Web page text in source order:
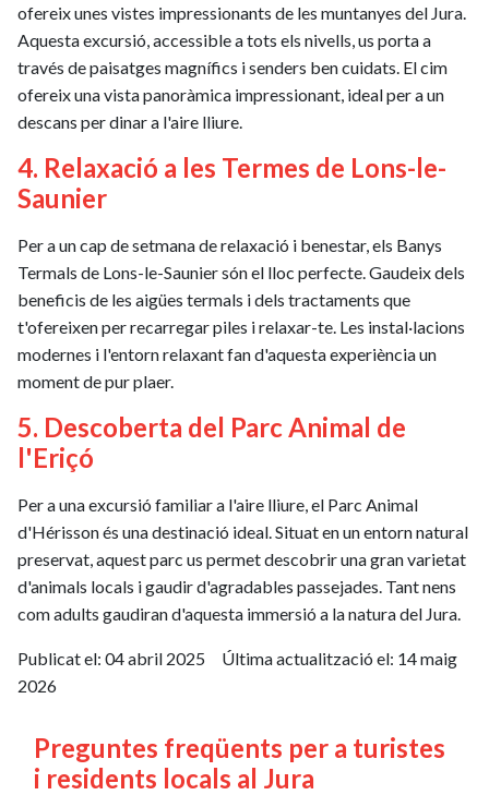
ofereix unes vistes impressionants de les muntanyes del Jura.
Aquesta excursió, accessible a tots els nivells, us porta a
través de paisatges magnífics i senders ben cuidats. El cim
ofereix una vista panoràmica impressionant, ideal per a un
descans per dinar a l'aire lliure.
4. Relaxació a les Termes de Lons-le-
Saunier
Per a un cap de setmana de relaxació i benestar, els Banys
Termals de Lons-le-Saunier són el lloc perfecte. Gaudeix dels
beneficis de les aigües termals i dels tractaments que
t'ofereixen per recarregar piles i relaxar-te. Les instal·lacions
modernes i l'entorn relaxant fan d'aquesta experiència un
moment de pur plaer.
5. Descoberta del Parc Animal de
l'Eriçó
Per a una excursió familiar a l'aire lliure, el Parc Animal
d'Hérisson és una destinació ideal. Situat en un entorn natural
preservat, aquest parc us permet descobrir una gran varietat
d'animals locals i gaudir d'agradables passejades. Tant nens
com adults gaudiran d'aquesta immersió a la natura del Jura.
Publicat el: 04 abril 2025 Última actualització el: 14 maig
2026
Preguntes freqüents per a turistes
i residents locals al Jura